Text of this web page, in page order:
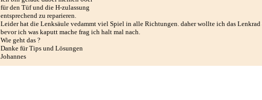
für den Tüf und die H-zulassung
entsprechend zu reparieren.
Leider hat die Lenksäule vedammt viel Spiel in alle Richtungen. daher wollte ich das
bevor ich was kaputt mache frag ich halt mal nach.
Wie geht das ?
Danke für Tips und Lösungen
Johannes